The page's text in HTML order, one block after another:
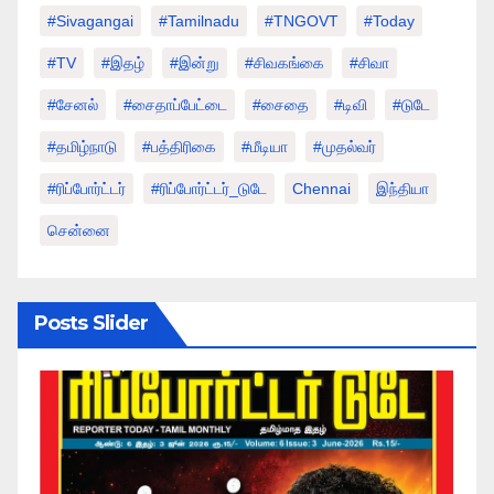
#sivagangai #tamilnadu #TNGOVT #today
#TV #இதழ் #இன்று #சிவகங்கை #சிவா
#சேனல் #சைதாப்பேட்டை #சைதை #டிவி #டுடே
#தமிழ்நாடு #பத்திரிகை #மீடியா #முதல்வர்
#ரிப்போர்ட்டர் #ரிப்போர்ட்டர்_டுடே Chennai இந்தியா
சென்னை
Posts Slider